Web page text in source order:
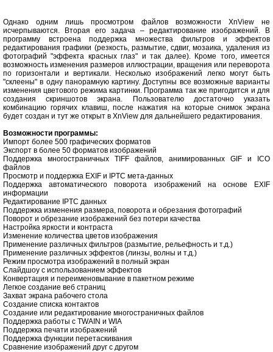
Однако одним лишь просмотром файлов возможности XnView не
исчерпываются. Вторая его задача – редактирование изображений. В
программу встроена поддержка множества фильтров и эффектов
редактирования графики (резкость, размытие, сдвиг, мозаика, удаления из
фотографий "эффекта красных глаз" и так далее). Кроме того, имеется
возможность изменения размеров иллюстрации, вращения или переворота
по горизонтали и вертикали. Несколько изображений легко могут быть
"склеены" в одну панорамную картину. Доступны все возможные варианты
изменения цветового режима картинки. Программа так же пригодится и для
создания скриншотов экрана. Пользователю достаточно указать
комбинацию горячих клавиш, после нажатия на которые снимок экрана
будет создан и тут же открыт в XnView для дальнейшего редактирования.
Возможности программы:
Импорт более 500 графических форматов
Экспорт в более 50 форматов изображений
Поддержка многостраничных TIFF файлов, анимированных GIF и ICO
файлов
Просмотр и поддержка EXIF и IPTC мета-данных
Поддержка автоматического поворота изображений на основе EXIF
информации
Редактирование IPTC данных
Поддержка изменения размера, поворота и обрезания фотографий
Поворот и обрезание изображений без потери качества
Настройка яркости и контраста
Изменение количества цветов изображения
Применение различных фильтров (размытие, рельефность и т.д.)
Применение различных эффектов (линзы, волны и т.д.)
Режим просмотра изображений в полный экран
Слайдшоу с использованием эффектов
Конвертация и переименовывание в пакетном режиме
Легкое создание веб страниц
Захват экрана рабочего стола
Создание списка контактов
Создание или редактирование многостраничных файлов
Поддержка работы с TWAIN и WIA
Поддержка печати изображений
Поддержка функции перетаскивания
Сравнение изображений друг с другом